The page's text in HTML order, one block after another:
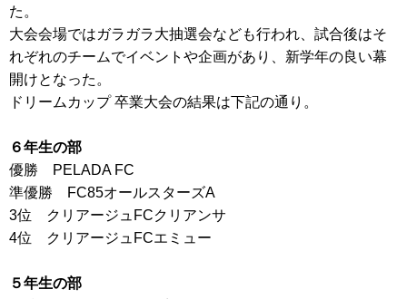
た。
大会会場ではガラガラ大抽選会なども行われ、試合後はそ
れぞれのチームでイベントや企画があり、新学年の良い幕
開けとなった。
ドリームカップ 卒業大会の結果は下記の通り。
６年生の部
優勝 PELADA FC
準優勝 FC85オールスターズA
3位 クリアージュFCクリアンサ
4位 クリアージュFCエミュー
５年生の部